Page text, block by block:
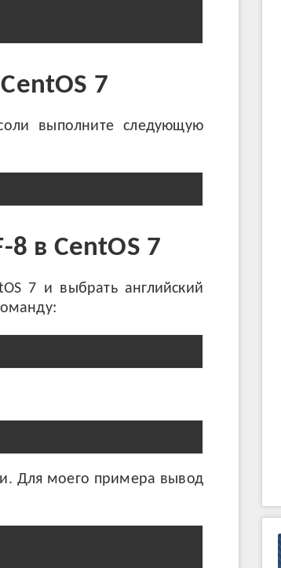
7
выполните следующую
8 в CentOS 7
7 и выбрать английский
Для моего примера вывод